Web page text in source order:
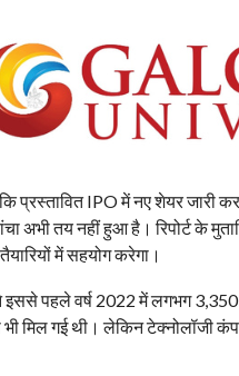
कि प्रस्तावित IPO में नए शेयर जारी
अभी तय नहीं हुआ है। रिपोर्ट के
में सहयोग करेगा।
पहले वर्ष 2022 में लगभग 3,350
मिल गई थी। लेकिन टेक्नोलॉजी